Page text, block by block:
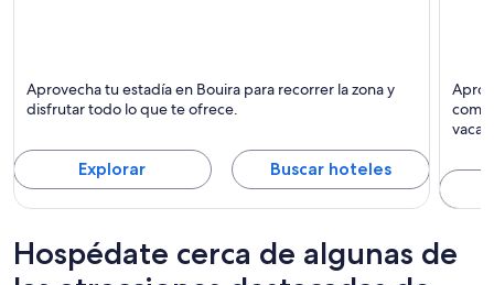
Aprovecha tu estadía en Bouira para recorrer la zona y
disfrutar todo lo que te ofrece.
Explorar Buscar hoteles
como
Hospédate cerca de algunas de